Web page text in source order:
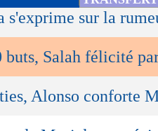
s'exprime sur la
buts, Salah félicité
Alonso conforte